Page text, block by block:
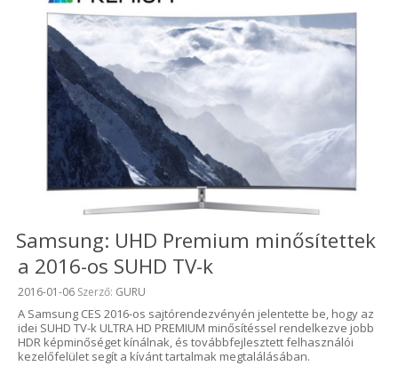
Samsung: UHD Premium minősítettek
a 2016-os SUHD TV-k
Beküldve:
2016-01-06 Szerző: GURU
A Samsung CES 2016-os sajtórendezvényén jelentette be, hogy az
idei SUHD TV-k ULTRA HD PREMIUM minősítéssel rendelkezve jobb
HDR képminőséget kínálnak, és továbbfejlesztett felhasználói
kezelőfelület segít a kívánt tartalmak megtalálásában.